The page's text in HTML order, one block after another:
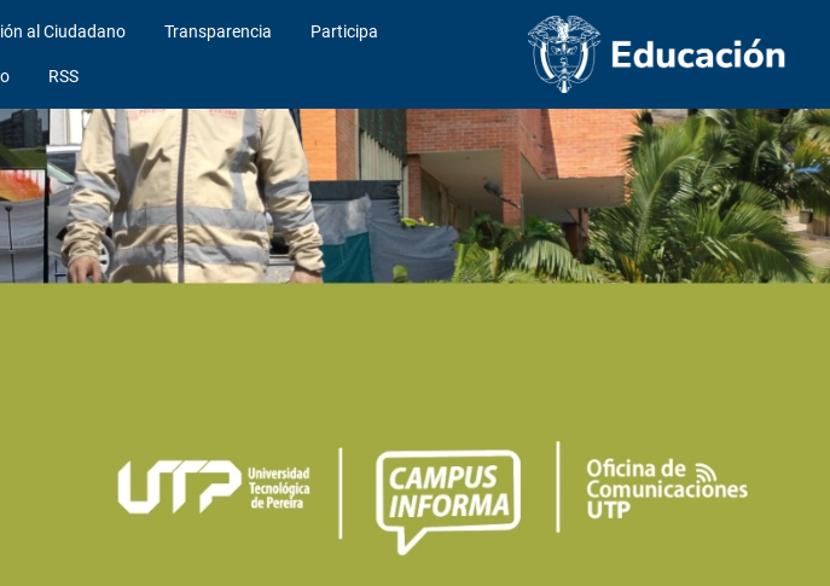
al Ciudadano Transparencia Participa
RSS